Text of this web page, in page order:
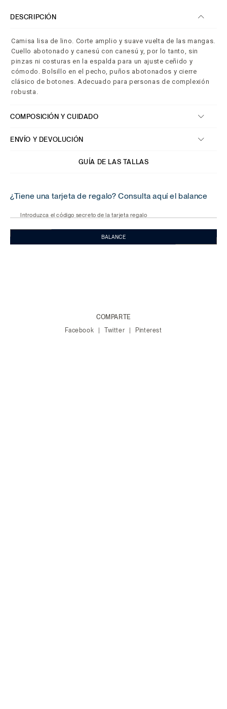
DESCRIPCIÓN
Camisa lisa de lino. Corte amplio y suave vuelta de las mangas.
Cuello abotonado y canesú con canesú y, por lo tanto, sin
pinzas ni costuras en la espalda para un ajuste ceñido y
cómodo. Bolsillo en el pecho, puños abotonados y cierre
clásico de botones. Adecuado para personas de complexión
robusta.
COMPOSICIÓN Y CUIDADO
ENVÍO Y DEVOLUCIÓN
GUÍA DE LAS TALLAS
¿Tiene una tarjeta de regalo? Consulta aquí el balance
Introduzca el código secreto de la tarjeta regalo
BALANCE
COMPARTE
Facebook
Twitter Pinterest